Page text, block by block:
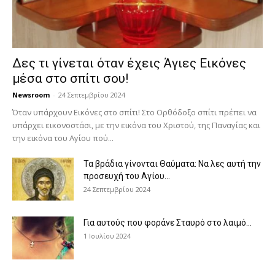
Δες τι γίνεται όταν έχεις Άγιες Εικόνες
μέσα στο σπίτι σου!
Newsroom - 24 Σεπτεμβρίου 2024
Όταν υπάρχουν Εικόνες στο σπίτι! Στο Ορθόδοξο σπίτι πρέπει να
υπάρχει εικονοστάσι, με την εικόνα του Χριστού, της Παν­αγίας και
την εικόνα του Αγίου πού...
Τα βράδια γίνονται Θαύματα: Να λες αυτή την
προσευχή του Αγίου...
24 Σεπτεμβρίου 2024
Για αυτούς που φοράνε Σταυρό στο λαιμό…
1 Ιουλίου 2024